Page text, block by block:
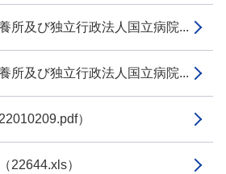
所及び独立行政法人国立病院...
所及び独立行政法人国立病院...
）
22644.xls）